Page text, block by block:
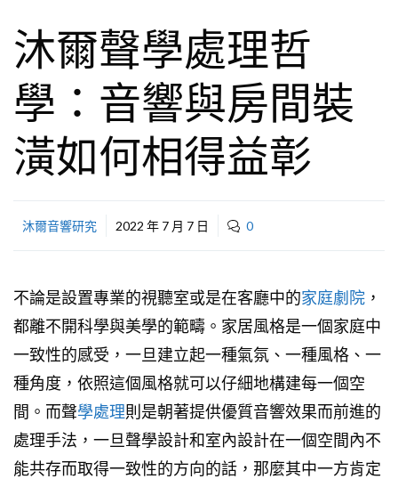
沐爾聲學處理哲
學：音響與房間裝
潢如何相得益彰
沐爾音響研究 2022 年 7 月 7 日 0
不論是設置專業的視聽室或是在客廳中的家庭劇院 ，
都離不開科學與美學的範疇。家居風格是一個家庭中
一致性的感受，一旦建立起一種氣氛、一種風格、一
種角度，依照這個風格就可以仔細地構建每一個空
間。而聲學處理則是朝著提供優質音響效果而前進的
處理手法，一旦聲學設計和室內設計在一個空間內不
能共存而取得一致性的方向的話，那麼其中一方肯定